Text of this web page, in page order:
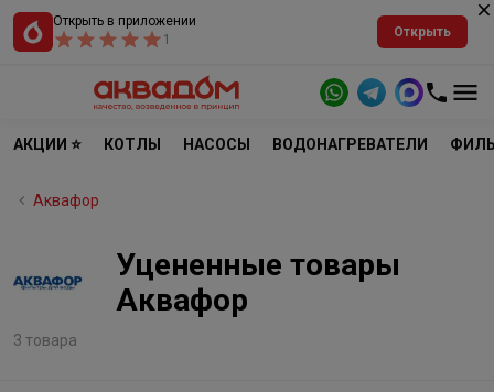
Открыть в приложении
1
Открыть
АКЦИИ ⭐ КОТЛЫ НАСОСЫ ВОДОНАГРЕВАТЕЛИ
Аквафор
Уцененные товары
Аквафор
3 товара